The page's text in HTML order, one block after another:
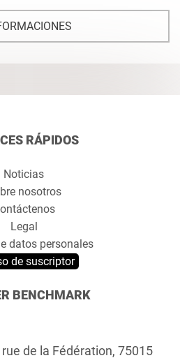
RÁPIDOS
Noticias
nosotros
Legal
datos personales
de suscriptor
BENCHMARK
de la Fédération, 75015